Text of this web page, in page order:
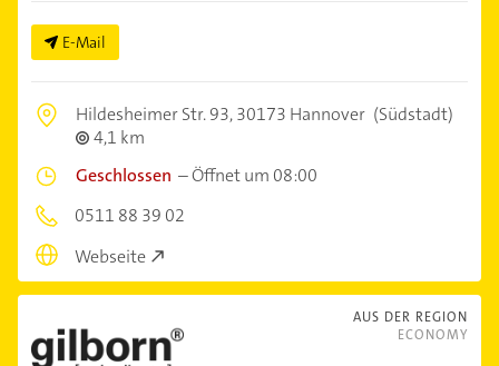
E-Mail
Hildesheimer Str. 93,30173 Hannover (Südstadt)
4,1 km
Geschlossen –Öffnet um 08:00
0511 88 39 02
Webseite
AUS DER REGION
ECONOMY